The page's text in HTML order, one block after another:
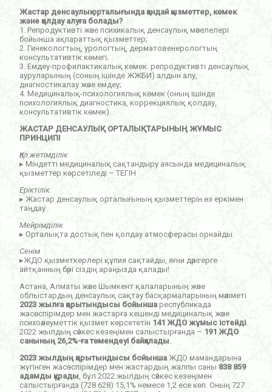
Жастар денсаулық орталығында қандай қызметтер, көмек
және қолдау алуға болады?
1. Репродуктивті және психикалық денсаулық мәселелері
бойынша ақпараттық қызметтер;
2. Гинекологтың, урологтың, дерматовенерологтың
консультативтік көмегі;
3. Емдеу-профилактикалық көмек: репродуктивті денсаулық
ауруларының (соның ішінде ЖЖБИ) алдын алу,
диагностикалау және емдеу;
4. Медициналық-психологиялық көмек (оның ішінде
психологиялық диагностика, коррекциялық қолдау,
консультативтік көмек).
ЖАСТАР ДЕНСАУЛЫҚ ОРТАЛЫҚТАРЫНЫҢ ЖҰМЫС
ПРИНЦИПІ
Қол жетімділік
▸ Міндетті медициналық сақтандыру аясында медициналық
қызметтер көрсетіледі – ТЕГІН
Еріктілік.
▸ Жастар денсаулық орталығының қызметтерін өз еркімен
таңдау
Мейрімділік
▸ Орталықта достық пен қолдау атмосферасы орнайды.
Сенім
▸ЖДО қызметкерлері құпия сақтайды, яғни дәрігерге
айтқанның бәрі сіздің араңызда қалады!
Астана, Алматы және Шымкент қалаларының және
облыстардың денсаулық сақтау басқармаларының мәліметі
2023 жылға қорытындысы бойыншареспубликада
жасөспірімдер мен жастарға кешенді медициналық және
психоәлеуметтік қызмет көрсететін 141 ЖДО жұмыс істейді.
2022 жылдың сәйкес кезеңімен салыстырғанда – 191 ЖДО
санының 26,2%-ға төмендеуі байқалады.
2023 жылдың қорытындысы бойыншаЖДО мамандарына
жүгінген жасөспірімдер мен жастардың жалпы саны 838 859
адамды құрады, бұл 2022 жылдың сәйкес кезеңімен
салыстырғанда (728 628) 15,1% немесе 1,2 есе көп. Оның 727